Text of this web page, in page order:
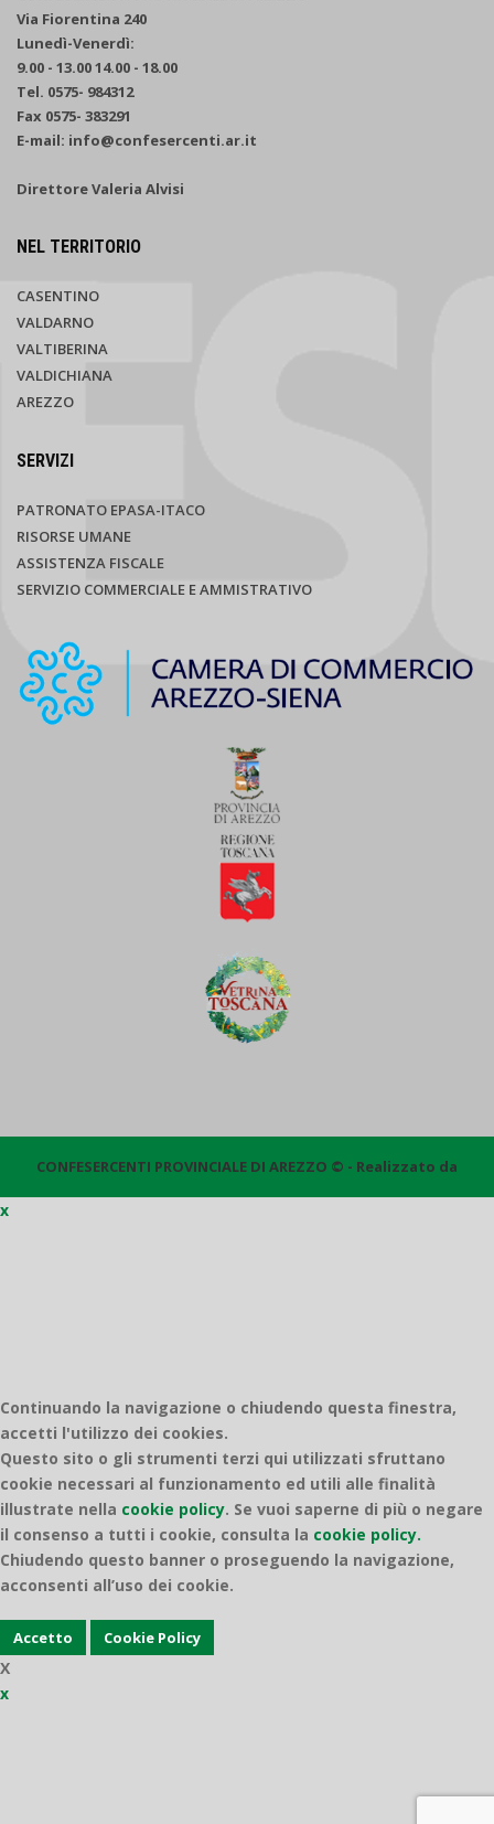
Via Fiorentina 240
Lunedì-Venerdì:
9.00 - 13.00 14.00 - 18.00
Tel. 0575- 984312
Fax 0575- 383291
E-mail: info@confesercenti.ar.it
Direttore Valeria Alvisi
NEL TERRITORIO
CASENTINO
VALDARNO
VALTIBERINA
VALDICHIANA
AREZZO
SERVIZI
PATRONATO EPASA-ITACO
RISORSE UMANE
ASSISTENZA FISCALE
SERVIZIO COMMERCIALE E AMMISTRATIVO
CONFESERCENTI PROVINCIALE DI AREZZO © - Realizzato da
x
Continuando la navigazione o chiudendo questa finestra,
accetti l'utilizzo dei cookies.
Questo sito o gli strumenti terzi qui utilizzati sfruttano
cookie necessari al funzionamento ed utili alle finalità
illustrate nella cookie policy. Se vuoi saperne di più o negare
il consenso a tutti i cookie, consulta la cookie policy.
Chiudendo questo banner o proseguendo la navigazione,
acconsenti all’uso dei cookie.
Accetto Cookie Policy
X
x